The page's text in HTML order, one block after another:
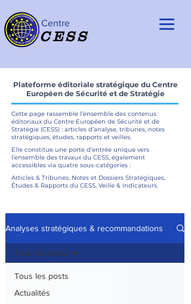
Centre
CESS
Plateforme éditoriale stratégique du Centre
Européen de Sécurité et de Stratégie
Cette page rassemble l’ensemble des contenus
éditoriaux du Centre Européen de Sécurité et de
Stratégie (CESS) : articles d’analyse, tribunes, notes
stratégiques, études, rapports et veilles.
Elle constitue une porte d’entrée unique vers
l’ensemble des travaux du CESS, également
accessibles via quatre sous-catégories :
Articles & Tribunes, Notes et Dossiers Stratégiques,
Études & Rapports du CESS, Veille & Indicateurs.
Analyses stratégiques & recommandations
Tous les posts
Actualités
Tous les posts